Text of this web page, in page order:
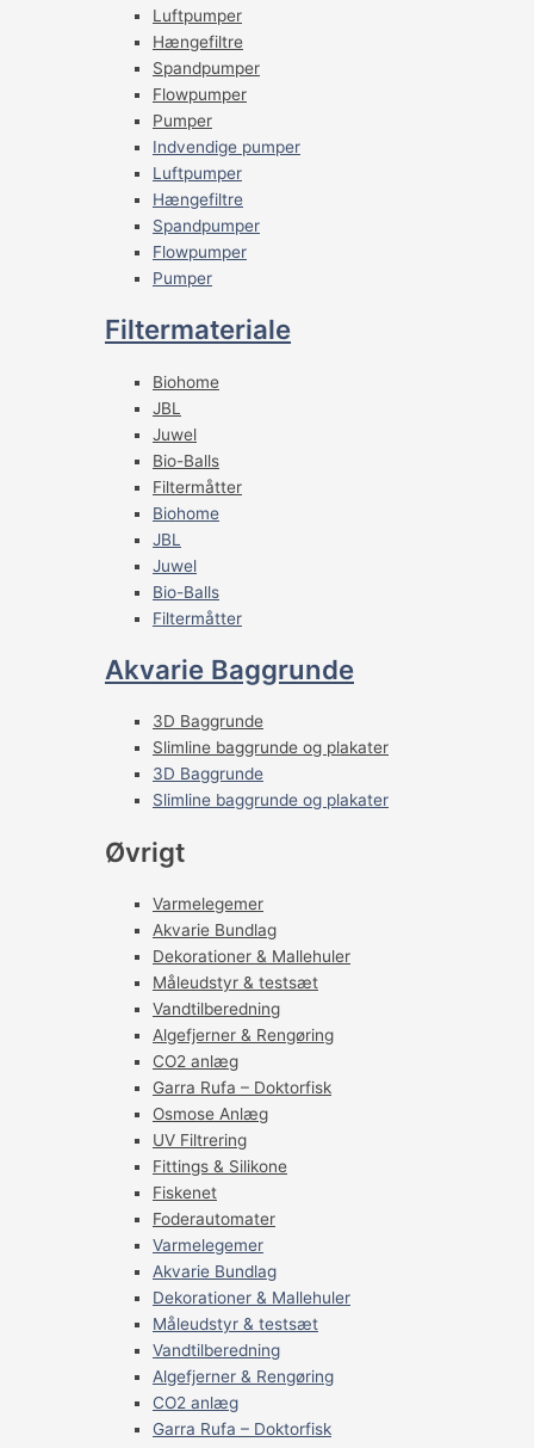
Luftpumper
Hængefiltre
Spandpumper
Flowpumper
Pumper
Indvendige pumper
Luftpumper
Hængefiltre
Spandpumper
Flowpumper
Pumper
Filtermateriale
Biohome
JBL
Juwel
Bio-Balls
Filtermåtter
Biohome
JBL
Juwel
Bio-Balls
Filtermåtter
Akvarie Baggrunde
3D Baggrunde
Slimline baggrunde og plakater
3D Baggrunde
Slimline baggrunde og plakater
Øvrigt
Varmelegemer
Akvarie Bundlag
Dekorationer & Mallehuler
Måleudstyr & testsæt
Vandtilberedning
Algefjerner & Rengøring
CO2 anlæg
Garra Rufa – Doktorfisk
Osmose Anlæg
UV Filtrering
Fittings & Silikone
Fiskenet
Foderautomater
Varmelegemer
Akvarie Bundlag
Dekorationer & Mallehuler
Måleudstyr & testsæt
Vandtilberedning
Algefjerner & Rengøring
CO2 anlæg
Garra Rufa – Doktorfisk